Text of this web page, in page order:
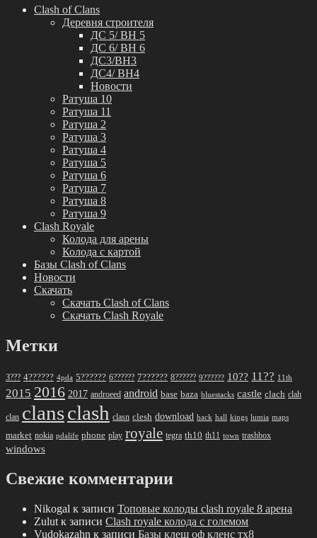
Clash of Clans
Деревня строителя
ДС 5/ BH 5
ДС 6/ BH 6
ДС3/BH3
ДС4/ BH4
Новости
Ратуша 10
Ратуша 11
Ратуша 2
Ратуша 3
Ратуша 4
Ратуша 5
Ратуша 6
Ратуша 7
Ратуша 8
Ратуша 9
Clash Royale
Колода для арены
Колода с картой
Базы Clash of Clans
Новости
Скачать
Скачать Clash of Clans
Скачать Clash Royale
Метки
3??? 4?????? 4pda 5?????? 6?????? 7?????? 8?????? 9?????? 10?? 11?? 11th
2015 2016 2017 androeed android base baza bluestacks castle clach clah
clan clansclash clasn clesh download hack hall kings lumia maps
market nokia pdalife phone play royale tegra th10 th11 town trashbox
windows
Свежие комментарии
Nikogal к записи Топовые колоды clash royale 8 арена
Zulut к записи Clash royale колода с големом
Vudokazahn к записи Базы клеш оф кленс тх8